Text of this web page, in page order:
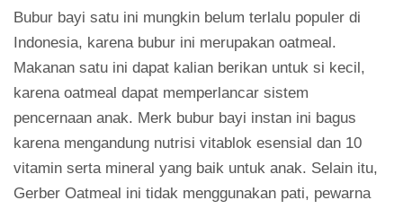
Bubur bayi satu ini mungkin belum terlalu populer di
Indonesia, karena bubur ini merupakan oatmeal.
Makanan satu ini dapat kalian berikan untuk si kecil,
karena oatmeal dapat memperlancar sistem
pencernaan anak. Merk bubur bayi instan ini bagus
karena mengandung nutrisi vitablok esensial dan 10
vitamin serta mineral yang baik untuk anak. Selain itu,
Gerber Oatmeal ini tidak menggunakan pati, pewarna